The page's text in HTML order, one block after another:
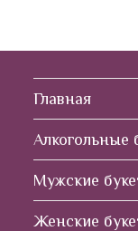
Главная
Алкогольные
Мужские
Женские